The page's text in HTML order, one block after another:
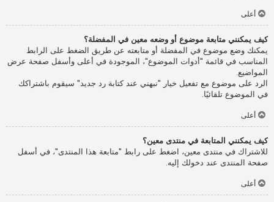
أعلى
كيف يمكنني متابعة موضوع أو وضعه معين في المفضلة؟
يمكنك وضع موضوع في المفضلة أو متابعته عن طريق الضغط على الرابط
المناسب في قائمة "أدوات الموضوع"، الموجودة في أعلى وأسفل صفحة عرض
المواضيع.
الرد على موضوع مع تفعيل خيار "نبهني عند كتابة رد جديد" سيقوم باشتراكك
في الموضوع تلقائيًا.
أعلى
كيف يمكنني المتابعة في منتدى معين؟
للاشتراك في منتدى معين، اضغط على رابط "متابعة هذا المنتدى"، في أسفل
صفحة المنتدى عند دخولك إليه.
أعلى